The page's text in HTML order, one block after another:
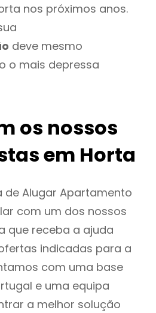
nos próximos anos.
deve mesmo
o mais depressa
os nossos
em Horta
de Alugar Apartamento
com um dos nossos
que receba a ajuda
indicadas para a
com uma base
e uma equipa
a melhor solução